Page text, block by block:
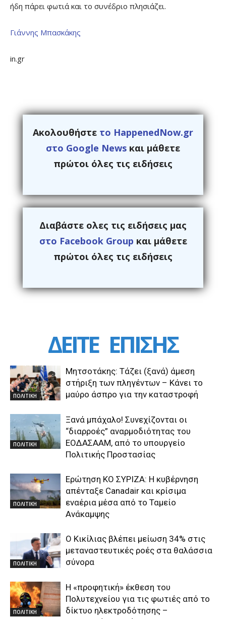
ήδη πάρει φωτιά και το συνέδριο πλησιάζει.
Γιάννης Μπασκάκης
in.gr
Ακολουθήστε το HappenedNow.gr
στο Google News και μάθετε
πρώτοι όλες τις ειδήσεις
Διαβάστε ολες τις ειδήσεις μας
στο Facebook Group και μάθετε
πρώτοι όλες τις ειδήσεις
ΔΕΙΤΕ ΕΠΙΣΗΣ
ΠΟΛΙΤΙΚΗ
Μητσοτάκης: Τάζει (ξανά) άμεση
στήριξη των πληγέντων – Κάνει το
μαύρο άσπρο για την καταστροφή
ΠΟΛΙΤΙΚΗ
Ξανά μπάχαλο! Συνεχίζονται οι
“διαρροές” αναρμοδιότητας του
ΕΟΔΑΣΑΑΜ, από το υπουργείο
Πολιτικής Προστασίας
ΠΟΛΙΤΙΚΗ
Ερώτηση ΚΟ ΣΥΡΙΖΑ: Η κυβέρνηση
απένταξε Canadair και κρίσιμα
εναέρια μέσα από το Ταμείο
Ανάκαμψης
ΠΟΛΙΤΙΚΗ
O Κικίλιας βλέπει μείωση 34% στις
μεταναστευτικές ροές στα θαλάσσια
σύνορα
ΠΟΛΙΤΙΚΗ
Η «προφητική» έκθεση του
Πολυτεχνείου για τις φωτιές από το
δίκτυο ηλεκτροδότησης –